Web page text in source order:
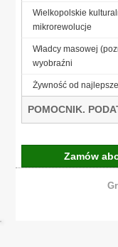
Wielkopolskie
mikrorewolucje
Władcy masowej
wyobraźni
Żywność od
POMOCNIK.
Zamów